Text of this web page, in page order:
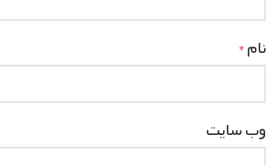
نام*
وب‌ سایت